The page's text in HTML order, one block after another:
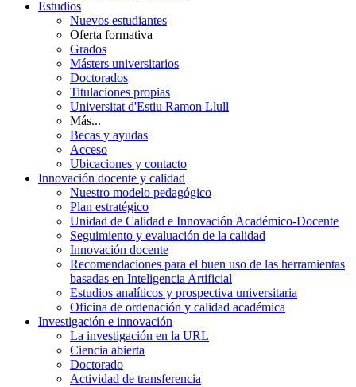
Estudios
Nuevos estudiantes
Oferta formativa
Grados
Másters universitarios
Doctorados
Titulaciones propias
Universitat d'Estiu Ramon Llull
Más...
Becas y ayudas
Acceso
Ubicaciones y contacto
Innovación docente y calidad
Nuestro modelo pedagógico
Plan estratégico
Unidad de Calidad e Innovación Académico-Docente
Seguimiento y evaluación de la calidad
Innovación docente
Recomendaciones para el buen uso de las herramientas
basadas en Inteligencia Artificial
Estudios analíticos y prospectiva universitaria
Oficina de ordenación y calidad académica
Investigación e innovación
La investigación en la URL
Ciencia abierta
Doctorado
Actividad de transferencia